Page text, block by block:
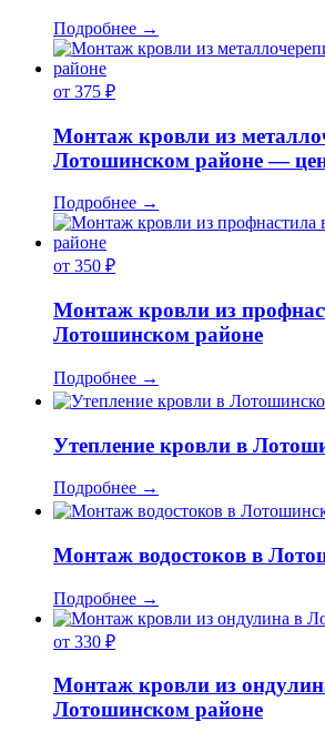
Подробнее →
от 375 ₽
Монтаж кровли из
Лотошинском районе —
Подробнее →
от 350 ₽
Монтаж кровли из
Лотошинском районе
Подробнее →
Утепление кровли в
Подробнее →
Монтаж водостоков в
Подробнее →
от 330 ₽
Монтаж кровли из
Лотошинском районе